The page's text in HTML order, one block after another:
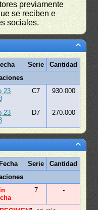
previamente
se reciben e
sociales.
Serie
Cantidad
23
C7 930.000
23
D7 270.000
Fecha Serie
Cantidad
7 -